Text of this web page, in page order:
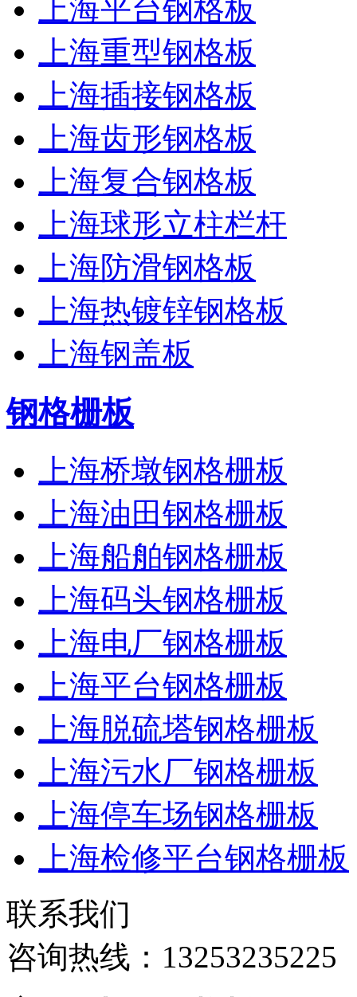
上海平台钢格板
上海重型钢格板
上海插接钢格板
上海齿形钢格板
上海复合钢格板
上海球形立柱栏杆
上海防滑钢格板
上海热镀锌钢格板
上海钢盖板
钢格栅板
上海桥墩钢格栅板
上海油田钢格栅板
上海船舶钢格栅板
上海码头钢格栅板
上海电厂钢格栅板
上海平台钢格栅板
上海脱硫塔钢格栅板
上海污水厂钢格栅板
上海停车场钢格栅板
上海检修平台钢格栅板
联系我们
咨询热线： 13253235225